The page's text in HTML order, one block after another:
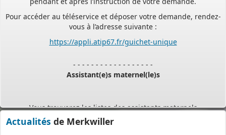
Pour accéder au téléservice et déposer votre demande, rendez-
vous à l’adresse suivante :
Assistant(e)s maternel(le)s
assistants-maternels-bas-rhin/
Actualités de Merkwiller